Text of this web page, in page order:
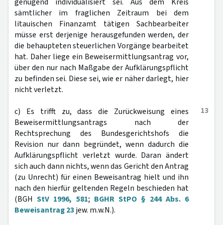
sämtlicher im fraglichen Zeitraum bei dem
litauischen Finanzamt tätigen Sachbearbeiter
müsse erst derjenige herausgefunden werden, der
die behaupteten steuerlichen Vorgänge bearbeitet
hat. Daher liege ein Beweisermittlungsantrag vor,
über den nur nach Maßgabe der Aufklärungspflicht
zu befinden sei. Diese sei, wie er näher darlegt, hier
nicht verletzt.
13
c) Es trifft zu, dass die Zurückweisung eines
Beweisermittlungsantrags nach der
Rechtsprechung des Bundesgerichtshofs die
Revision nur dann begründet, wenn dadurch die
Aufklärungspflicht verletzt wurde. Daran ändert
sich auch dann nichts, wenn das Gericht den Antrag
(zu Unrecht) für einen Beweisantrag hielt und ihn
nach den hierfür geltenden Regeln beschieden hat
(BGHStV 1996, 581; BGHR StPO § 244 Abs. 6
Beweisantrag 23jew. m.w.N.).